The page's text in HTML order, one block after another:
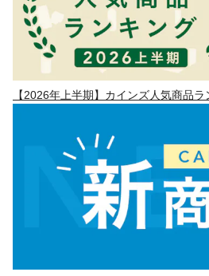
【2026年上半期】カインズ人気商品ラ